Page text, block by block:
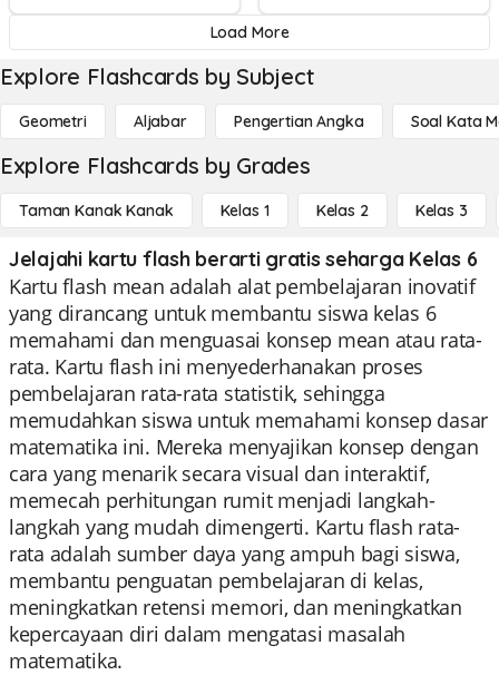
Load More
Explore Flashcards by Subject
Geometri Aljabar Pengertian Angka Soal Kata
Explore Flashcards by Grades
Taman Kanak Kanak Kelas 1 Kelas 2 Kelas 3
Jelajahi kartu flash berarti gratis seharga Kelas 6
Kartu flash mean adalah alat pembelajaran inovatif
yang dirancang untuk membantu siswa kelas 6
memahami dan menguasai konsep mean atau rata-
rata. Kartu flash ini menyederhanakan proses
pembelajaran rata-rata statistik, sehingga
memudahkan siswa untuk memahami konsep dasar
matematika ini. Mereka menyajikan konsep dengan
cara yang menarik secara visual dan interaktif,
memecah perhitungan rumit menjadi langkah-
langkah yang mudah dimengerti. Kartu flash rata-
rata adalah sumber daya yang ampuh bagi siswa,
membantu penguatan pembelajaran di kelas,
meningkatkan retensi memori, dan meningkatkan
kepercayaan diri dalam mengatasi masalah
matematika.